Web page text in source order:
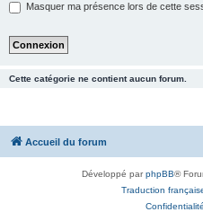
Masquer ma présence lors de cette
Cette catégorie ne contient aucun forum.
Accueil du forum
Développé parphpBB®
Traduction
Confidentialité